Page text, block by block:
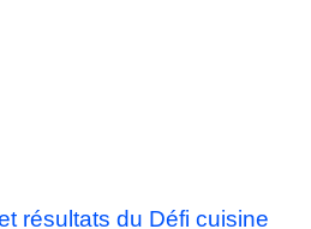
résultats du Défi cuisine